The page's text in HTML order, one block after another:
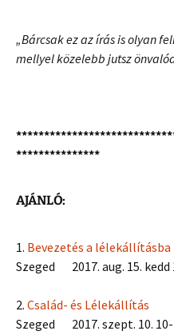
„Bárcsak ez az írás is olyan
mellyel közelebb jutsz
***************
AJÁNLÓ:
1. Bevezetés a lélekállításba
Szeged 2017. aug. 15. kedd
2. Család- és Lélekállítás
Szeged 2017. szept. 10. 10-